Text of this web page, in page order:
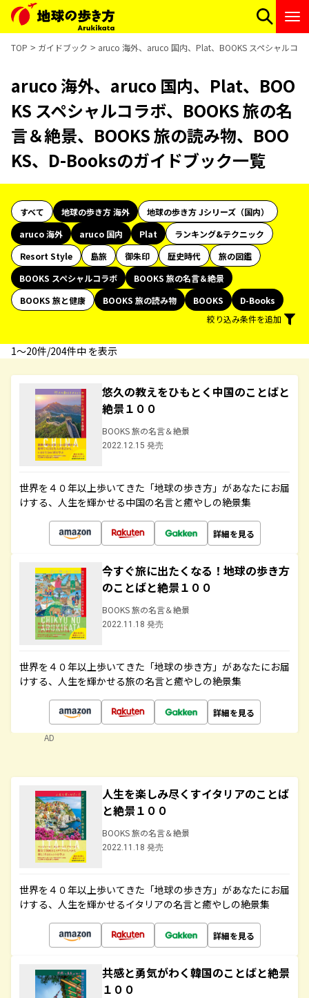
TOP ガイドブック aruco 海外、aruco 国内、Plat、BOOKS スペシャルコ
aruco 海外、aruco 国内、Plat、BOO
KS スペシャルコラボ、BOOKS 旅の名
言＆絶景、BOOKS 旅の読み物、BOO
KS、D-Booksのガイドブック一覧
すべて 地球の歩き方 海外
地球の歩き方 Jシリーズ（国内）
aruco 海外
aruco 国内 Plat
ランキング&テクニック
Resort Style
島旅 御朱印 歴史時代
旅の図鑑
BOOKS スペシャルコラボ
BOOKS 旅の名言＆絶景
BOOKS 旅と健康
BOOKS 旅の読み物 BOOKS
D-Books
絞り込み条件を追加
1〜20件/204件中 を表示
悠久の教えをひもとく中国のことばと
絶景１００
BOOKS 旅の名言＆絶景
2022.12.15 発売
世界を４０年以上歩いてきた「地球の歩き方」があなたにお届
けする、人生を輝かせる中国の名言と癒やしの絶景集
詳細を見る
今すぐ旅に出たくなる！地球の歩き方
のことばと絶景１００
BOOKS 旅の名言＆絶景
2022.11.18 発売
世界を４０年以上歩いてきた「地球の歩き方」があなたにお届
けする、人生を輝かせる旅の名言と癒やしの絶景集
詳細を見る
AD
人生を楽しみ尽くすイタリアのことば
と絶景１００
BOOKS 旅の名言＆絶景
2022.11.18 発売
世界を４０年以上歩いてきた「地球の歩き方」があなたにお届
けする、人生を輝かせるイタリアの名言と癒やしの絶景集
詳細を見る
共感と勇気がわく韓国のことばと絶景
１００